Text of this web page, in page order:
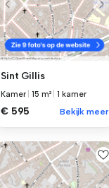
Sint Gillis
Kamer |15 m² |1 kamer
€ 595 Bekijk meer